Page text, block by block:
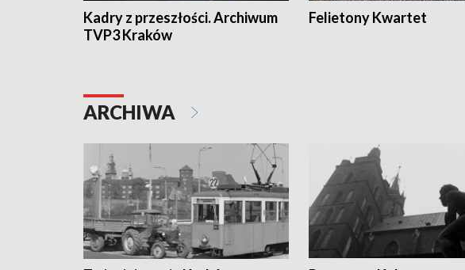
Kadry z przeszłości. Archiwum
TVP3 Kraków
Felietony Kwartet
ARCHIWA